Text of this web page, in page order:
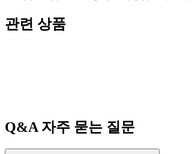
관련 상품
Q&A 자주 묻는 질문